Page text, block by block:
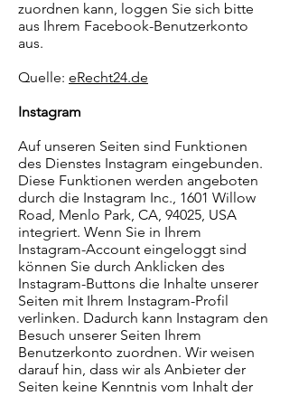
zuordnen kann, loggen Sie sich bitte
aus Ihrem Facebook-Benutzerkonto
aus.
Quelle: eRecht24.de
Instagram
Auf unseren Seiten sind Funktionen
des Dienstes Instagram eingebunden.
Diese Funktionen werden angeboten
durch die Instagram Inc., 1601 Willow
Road, Menlo Park, CA, 94025, USA
integriert. Wenn Sie in Ihrem
Instagram-Account eingeloggt sind
können Sie durch Anklicken des
Instagram-Buttons die Inhalte unserer
Seiten mit Ihrem Instagram-Profil
verlinken. Dadurch kann Instagram den
Besuch unserer Seiten Ihrem
Benutzerkonto zuordnen. Wir weisen
darauf hin, dass wir als Anbieter der
Seiten keine Kenntnis vom Inhalt der